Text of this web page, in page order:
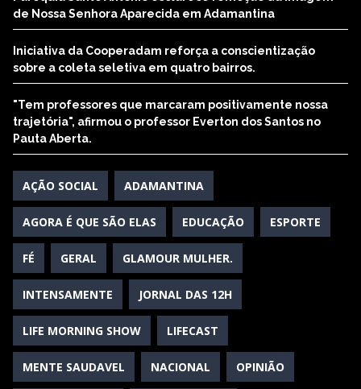
de Nossa Senhora Aparecida em Adamantina
Iniciativa da Cooperadam reforça a conscientização
sobre a coleta seletiva em quatro bairros.
"Tem professores que marcaram positivamente nossa
trajetória", afirmou o professor Everton dos Santos no
Pauta Aberta.
AÇÃO SOCIAL ADAMANTINA
AGORA É QUE SÃO ELAS EDUCAÇÃO ESPORTE
FÉ GERAL GLAMOUR MULHER.
INTENSAMENTE JORNAL DAS 12H
LIFE MORNING SHOW LIFECAST
MENTE SAUDAVEL NACIONAL OPINIÃO